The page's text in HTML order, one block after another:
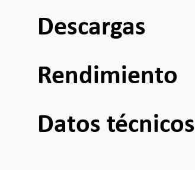
Descargas
Rendimiento
Datos técnicos